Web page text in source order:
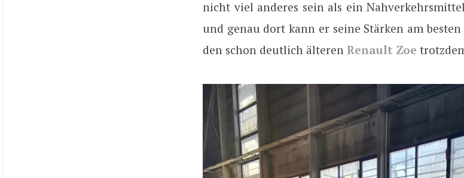
nicht viel anderes sein als ein
und genau dort kann er seine Stärken am
den schon deutlich älteren Renault Zoe